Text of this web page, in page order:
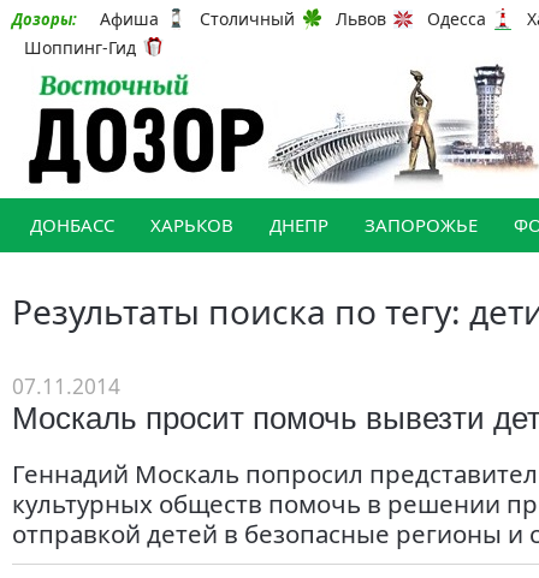
Дозоры: Афиша Столичный Львов Одесса
Шоппинг-Гид
ДОНБАСС ХАРЬКОВ ДНЕПР ЗАПОРОЖЬЕ
Результаты поиска по тегу:
07.11.2014
Москаль просит помочь вывезти
Геннадий Москаль попросил
культурных обществ помочь в решении
отправкой детей в безопасные регионы и